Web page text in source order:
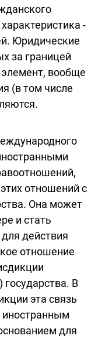
-
Юридические
за границей
вообще
(в том числе
отношений с
Она может
и стать
действия
отношение
государства. В
эта связь
иностранным
для